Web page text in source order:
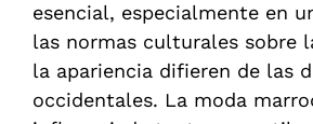
esencial, especialmente en
las normas culturales sobre
la apariencia difieren de las
occidentales. La moda